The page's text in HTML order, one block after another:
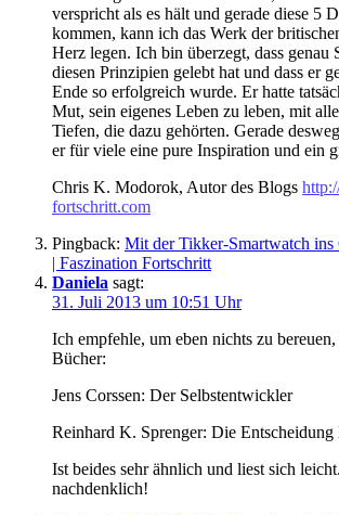
verspricht als es hält und gerade diese 5
kommen, kann ich das Werk der
Herz legen. Ich bin überzegt, dass genau
diesen Prinzipien gelebt hat und dass er
Ende so erfolgreich wurde. Er hatte
Mut, sein eigenes Leben zu leben, mit
Tiefen, die dazu gehörten. Gerade
er für viele eine pure Inspiration und ein
Chris K. Modorok, Autor des Blogs
fortschritt.com
Pingback: Mit der Tikker-Smartwatch
| Faszination Fortschritt
Daniela sagt:
31. Juli 2013 um 10:51 Uhr
Ich empfehle, um eben nichts zu
Bücher:
Jens Corssen: Der Selbstentwickler
Reinhard K. Sprenger: Die
Ist beides sehr ähnlich und liest sich
nachdenklich!